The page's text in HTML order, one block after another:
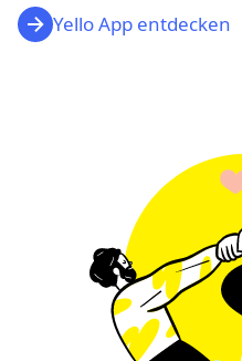
Yello App entdecken